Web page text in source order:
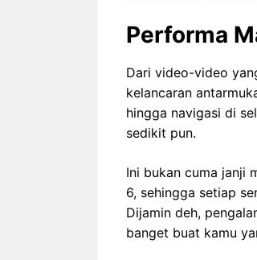
Performa
Dari video-video
kelancaran
hingga navigasi di
sedikit pun.
Ini bukan cuma janji
6, sehingga setiap
Dijamin deh,
banget buat kamu